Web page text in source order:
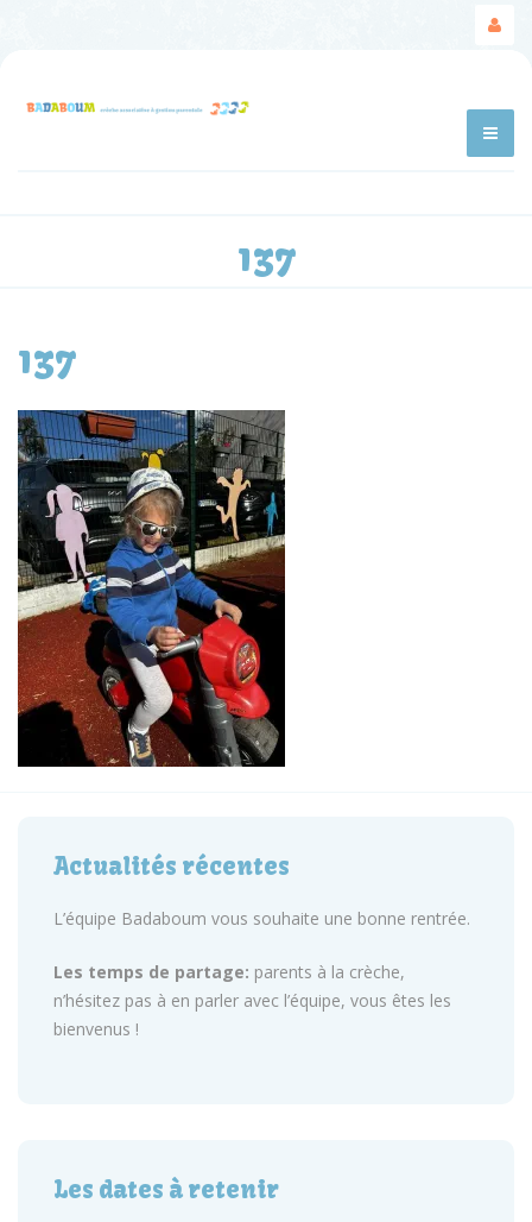
137
137
Actualités récentes
L’équipe Badaboum vous souhaite une bonne rentrée.
Les temps de partage: parents à la crèche,
n’hésitez pas à en parler avec l’équipe, vous êtes les
bienvenus !
Les dates à retenir